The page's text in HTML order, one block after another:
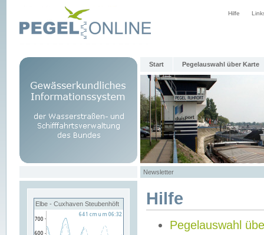
Hilfe
Start Pegelauswahl über Karte
Newsletter
Elbe - Cuxhaven Steubenhöft Hilfe
Pegelauswahl